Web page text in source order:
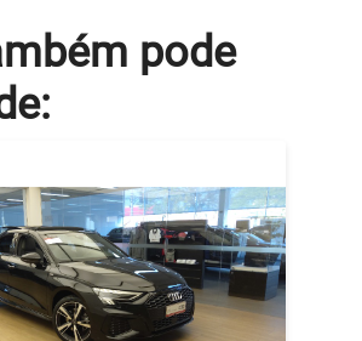
pode